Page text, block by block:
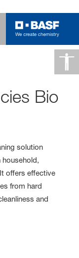
Bio
solution
household,
offers effective
from hard
and